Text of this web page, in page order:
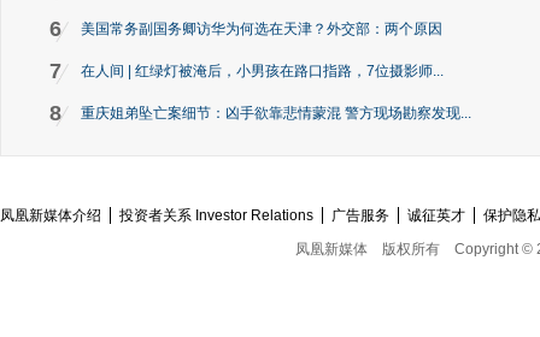
6 美国常务副国务卿访华为何选在天津？外交部：两个原因
7 在人间 | 红绿灯被淹后，小男孩在路口指路，7位摄影师...
8 重庆姐弟坠亡案细节：凶手欲靠悲情蒙混 警方现场勘察发现...
凤凰新媒体介绍 投资者关系 Investor Relations 广告服务 诚征英才
保护隐
凤凰新媒体
版权所有 Copyright ©